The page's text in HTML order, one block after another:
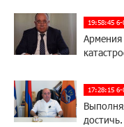
19:58:45 6-
Армения
17:28:15 6-